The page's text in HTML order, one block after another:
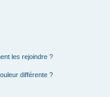
les rejoindre ?
différente ?